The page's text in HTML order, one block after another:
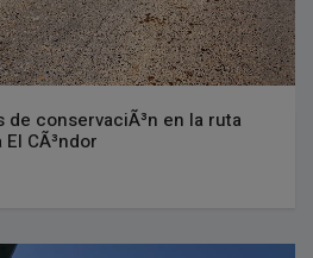
conservaciÃ³n en la ruta
CÃ³ndor